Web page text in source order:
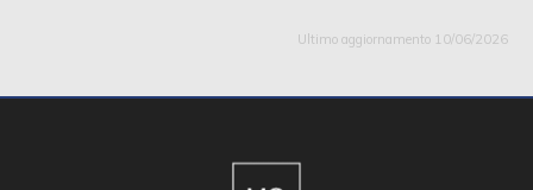
Ultimo aggiornamento 10/06/2026